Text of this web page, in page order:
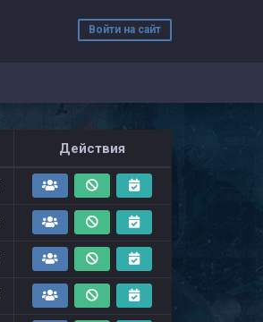
Войти на сайт
Действия